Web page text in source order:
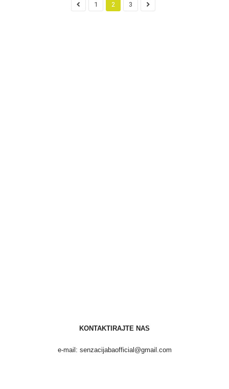
1 2 3
KONTAKTIRAJTE NAS
e-mail: senzacijabaofficial@gmail.com